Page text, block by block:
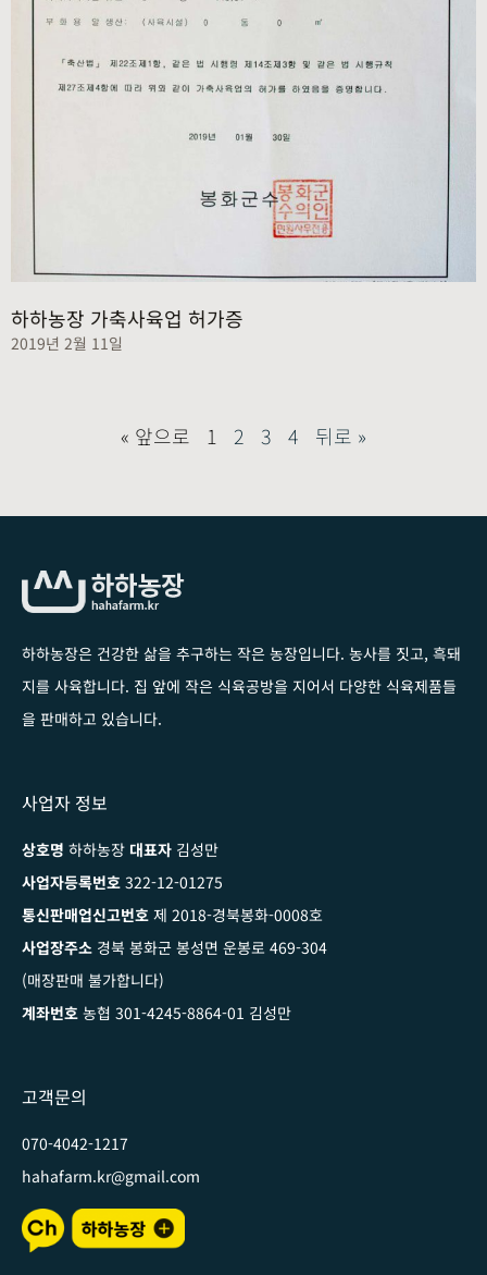
하하농장 가축사육업 허가증
2019년 2월 11일
« 앞으로 1 2 3 4 뒤로 »
하하농장은 건강한 삶을 추구하는 작은 농장입니다. 농사를 짓고, 흑돼
지를 사육합니다. 집 앞에 작은 식육공방을 지어서 다양한 식육제품들
을 판매하고 있습니다.
사업자 정보
상호명 하하농장 대표자 김성만
사업자등록번호 322-12-01275
통신판매업신고번호 제 2018-경북봉화-0008호
사업장주소 경북 봉화군 봉성면 운봉로 469-304
(매장판매 불가합니다)
계좌번호 농협 301-4245-8864-01 김성만
고객문의
070-4042-1217
hahafarm.kr@gmail.com